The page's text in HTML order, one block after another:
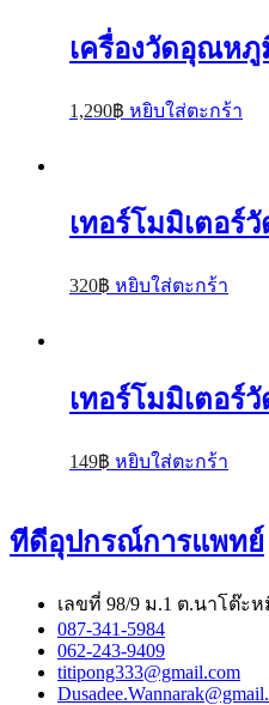
เครื่องวัดอุณห
1,290฿ หยิบใส่ตะกร้า
เทอร์โมมิเตอ
320฿ หยิบใส่ตะกร้า
เทอร์โมมิเตอร์
149฿ หยิบใส่ตะกร้า
ทีดีอุปกรณ์การแพทย์
เลขที่ 98/9 ม.1 ต.นาโต๊ะห
087-341-5984
062-243-9409
titipong333@gmail.com